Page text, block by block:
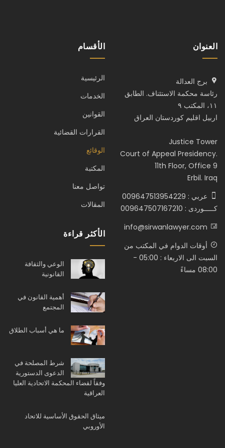
العنوان
برج العدالة
رئاسة محكمة الاستئناف. الطابق
١١، المكتب ٩
اربيل اقليم كوردستان العراق
Justice Tower
Court of Appeal Presidency.
11th Floor, Office 9
Erbil. Iraq
عربي : 009647513954229
كـــــوردى : 009647507167210
info@sirwanlawyer.com
أوقات الدوام في المكتب من
السبت الى الاربعاء : 05:00 -
08:00 مساءً
الأقسام
الرئيسية
الخدمات
القوانين
القرارات القضائية
الوقائع
المكتبة
تواصل معنا
المقالات
الأكثر قراءة
الوعي والثقافة
القانونية
أهمية القانون في
المجتمع
ما هي أسباب الطلاق
شرط المصلحة في
الدعوى الدستورية
وفقاً لقضاء المحكمة الاتحادية العليا
العراقية
ميثاق الحقوق الأساسية للاتحاد
الأوروبي